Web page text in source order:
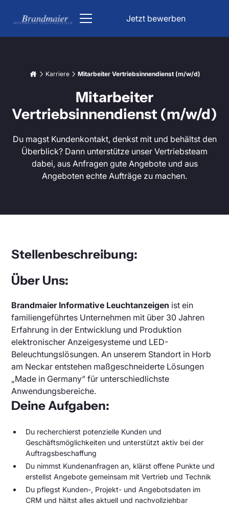
Jetzt bewerben
ÖPNV
Bahnhof Anzeigetafel
Kirchenbeleuchtung
Liedanzeige Kirche
Parken & Verkehr
Parkhaus Schilder
Verkehrsleitsystem
Parkhausbeleuchtung
Parkleitsystem
Parkplatz Sensor
Industrie
Unfallfreie Tage Anzeige
LED Balkenanzeige
LED Hallenbeleuchtung für Industrie
LED Bargraph Anzeigen
Digitalanzeige Zahlen
Andon Boards
Informationsanzeigen
Datum & Uhrzeit Anzeige
Lichttechnik
Über uns
Deutsch Englisch
Karriere Mitarbeiter Vertriebsinnendienst (m/w/d)
Mitarbeiter
Vertriebsinnendienst (m/w/d)
Du magst Kundenkontakt, denkst mit und behältst den
Überblick? Dann unterstütze unser Vertriebsteam
dabei, aus Anfragen gute Angebote und aus
Angeboten echte Aufträge zu machen.
Stellenbeschreibung:
Über Uns:
Brandmaier Informative Leuchtanzeigen ist ein
familiengeführtes Unternehmen mit über 30 Jahren
Erfahrung in der Entwicklung und Produktion
elektronischer Anzeigesysteme und LED-
Beleuchtungslösungen. An unserem Standort in Horb
am Neckar entstehen maßgeschneiderte Lösungen
„Made in Germany“ für unterschiedlichste
Anwendungsbereiche.
Deine Aufgaben:
Du recherchierst potenzielle Kunden und
Geschäftsmöglichkeiten und unterstützt aktiv bei der
Auftragsbeschaffung
Du nimmst Kundenanfragen an, klärst offene Punkte und
erstellst Angebote gemeinsam mit Vertrieb und Technik
Du pflegst Kunden-, Projekt- und Angebotsdaten im
CRM und hältst alles aktuell und nachvollziehbar